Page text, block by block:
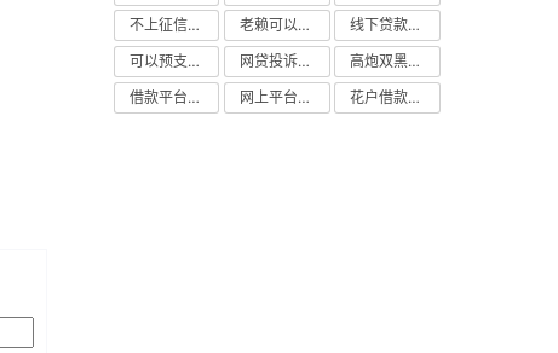
不上征信得网贷平台下载
老赖可以借款的平台的
线下贷款平台
可以预支500元的平台
网贷投诉平台
高炮双黑逾期必下款口子
借款平台正规容易通过
网上平台好借钱 花户借款平台容易通过